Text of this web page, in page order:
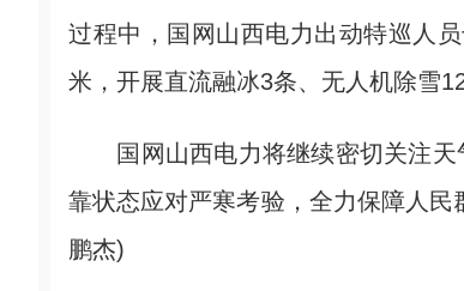
过程中，国网山西电力出动特巡人
米，开展直流融冰3条、无人机除雪
国网山西电力将继续密切关注天
靠状态应对严寒考验，全力保障人
鹏杰)